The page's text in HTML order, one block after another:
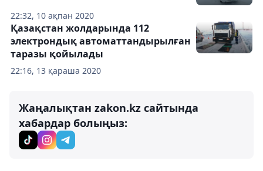
22:32, 10 ақпан 2020
22:16, 13 қараша 2020
Қазақстан жолдарында 112
электрондық автоматтандырылған
таразы қойылады
Жаңалықтан zakon.kz сайтында
хабардар болыңыз: